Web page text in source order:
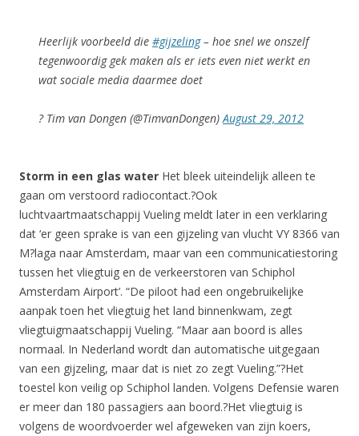
Heerlijk voorbeeld die #gijzeling– hoe snel we onszelf
tegenwoordig gek maken als er iets even niet werkt en
wat sociale media daarmee doet
? Tim van Dongen (@TimvanDongen)August 29, 2012
Storm in een glas water Het bleek uiteindelijk alleen te
gaan om verstoord radiocontact.?Ook
luchtvaartmaatschappij Vueling meldt later in een verklaring
dat ‘er geen sprake is van een gijzeling van vlucht VY 8366 van
M?laga naar Amsterdam, maar van een communicatiestoring
tussen het vliegtuig en de verkeerstoren van Schiphol
Amsterdam Airport’. “De piloot had een ongebruikelijke
aanpak toen het vliegtuig het land binnenkwam, zegt
vliegtuigmaatschappij Vueling. “Maar aan boord is alles
normaal. In Nederland wordt dan automatische uitgegaan
van een gijzeling, maar dat is niet zo zegt Vueling.”?Het
toestel kon veilig op Schiphol landen. Volgens Defensie waren
er meer dan 180 passagiers aan boord.?Het vliegtuig is
volgens de woordvoerder wel afgeweken van zijn koers,